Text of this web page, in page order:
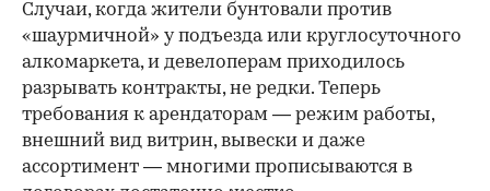
Случаи, когда жители бунтовали против
«шаурмичной» у подъезда или круглосуточного
алкомаркета, и девелоперам приходилось
разрывать контракты, не редки. Теперь
требования к арендаторам — режим работы,
внешний вид витрин, вывески и даже
ассортимент — многими прописываются в